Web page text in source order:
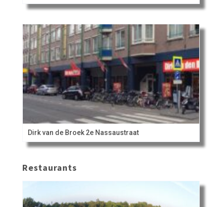
Dirk van de Broek 2e Nassaustraat
Restaurants